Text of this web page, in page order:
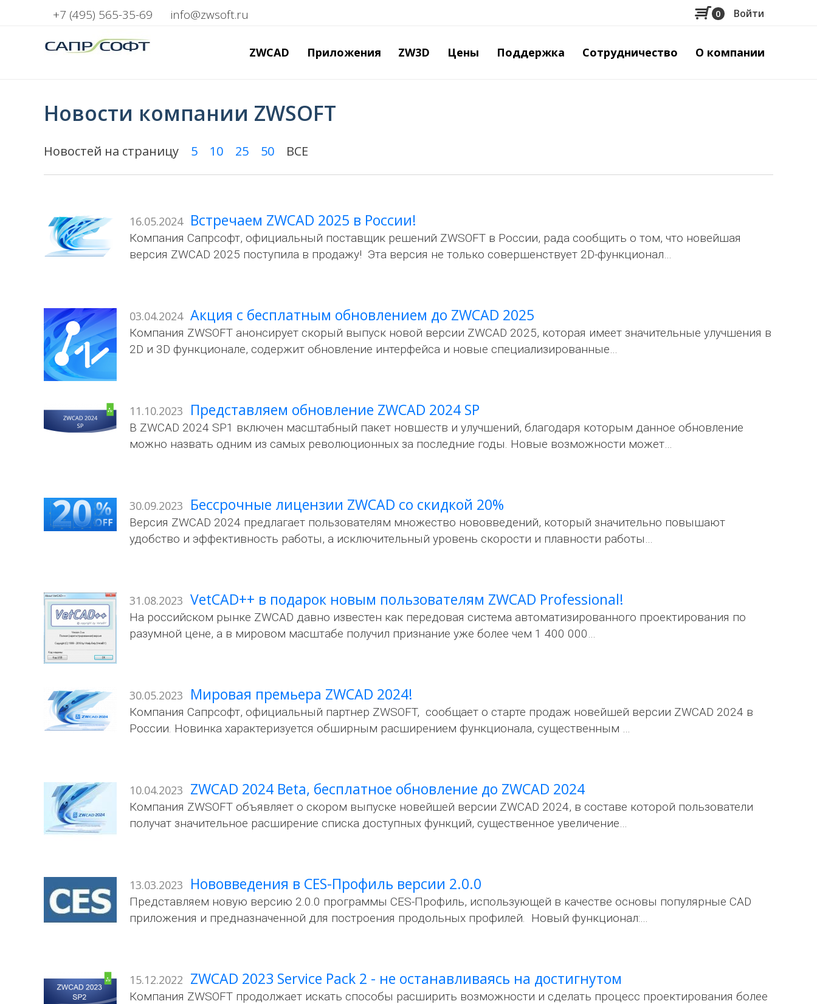
содержанию
+7 (495) 565-35-69 info@zwsoft.ru 0
учётной
Войти
ZWCAD Приложения ZW3D Цены Поддержка Сотрудничество О компании
Новости компании ZWSOFT
Новостей на страницу 5 10 25 50 ВСЕ
16.05.2024 Встречаем ZWCAD 2025 в России!
Компания Сапрсофт, официальный поставщик решений ZWSOFT в России, рада сообщить о том, что новейшая
версия ZWCAD 2025 поступила в продажу! Эта версия не только совершенствует 2D-функционал…
03.04.2024 Акция с бесплатным обновлением до ZWCAD 2025
Компания ZWSOFT анонсирует скорый выпуск новой версии ZWCAD 2025, которая имеет значительные улучшения в
2D и 3D функционале, содержит обновление интерфейса и новые специализированные…
11.10.2023 Представляем обновление ZWCAD 2024 SP
В ZWCAD 2024 SP1 включен масштабный пакет новшеств и улучшений, благодаря которым данное обновление
можно назвать одним из самых революционных за последние годы. Новые возможности может…
30.09.2023 Бессрочные лицензии ZWCAD со скидкой 20%
Версия ZWCAD 2024 предлагает пользователям множество нововведений, который значительно повышают
удобство и эффективность работы, а исключительный уровень скорости и плавности работы…
31.08.2023 VetCAD++ в подарок новым пользователям ZWCAD Professional!
На российском рынке ZWCAD давно известен как передовая система автоматизированного проектирования по
разумной цене, а в мировом масштабе получил признание уже более чем 1 400 000…
30.05.2023 Мировая премьера ZWCAD 2024!
Компания Сапрсофт, официальный партнер ZWSOFT, сообщает о старте продаж новейшей версии ZWCAD 2024 в
России. Новинка характеризуется обширным расширением функционала, существенным …
10.04.2023 ZWCAD 2024 Beta, бесплатное обновление до ZWCAD 2024
Компания ZWSOFT объявляет о скором выпуске новейшей версии ZWCAD 2024, в составе которой пользователи
получат значительное расширение списка доступных функций, существенное увеличение…
13.03.2023 Нововведения в CES-Профиль версии 2.0.0
Представляем новую версию 2.0.0 программы CES-Профиль, использующей в качестве основы популярные CAD
приложения и предназначенной для построения продольных профилей. Новый функционал:…
15.12.2022 ZWCAD 2023 Service Pack 2 - не останавливаясь на достигнутом
Компания ZWSOFT продолжает искать способы расширить возможности и сделать процесс проектирования более